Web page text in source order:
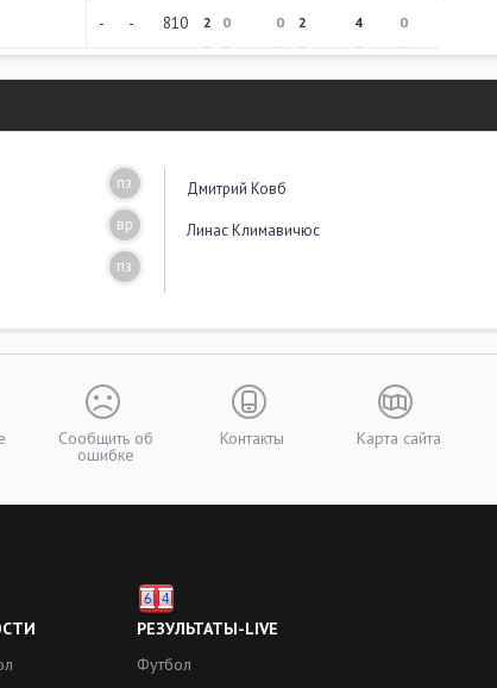
- - 810 2 0 0 2 4 0
пз Дмитрий Ковб
вр Линас Климавичюс
пз
Сообщить об
ошибке
Контакты Карта сайта
РЕЗУЛЬТАТЫ-LIVE
Футбол